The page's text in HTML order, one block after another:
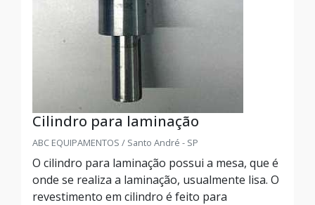
Cilindro para laminação
ABC EQUIPAMENTOS / Santo André - SP
O cilindro para laminação possui a mesa, que é
onde se realiza a laminação, usualmente lisa. O
revestimento em cilindro é feito para